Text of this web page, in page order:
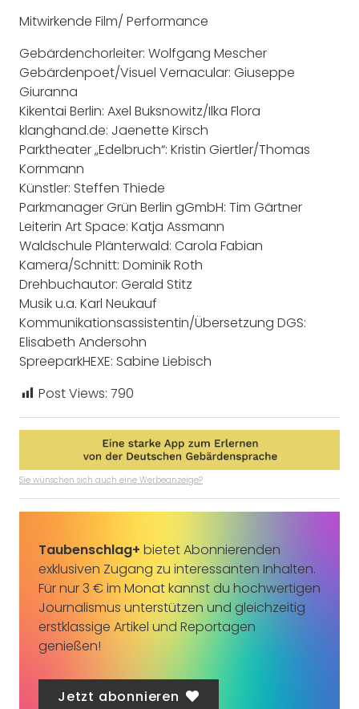
Mitwirkende Film/ Performance
Gebärdenchorleiter: Wolfgang Mescher
Gebärdenpoet/Visuel Vernacular: Giuseppe
Giuranna
Kikentai Berlin: Axel Buksnowitz/Ilka Flora
klanghand.de: Jaenette Kirsch
Parktheater „Edelbruch“: Kristin Giertler/Thomas
Kornmann
Künstler: Steffen Thiede
Parkmanager Grün Berlin gGmbH: Tim Gärtner
Leiterin Art Space: Katja Assmann
Waldschule Plänterwald: Carola Fabian
Kamera/Schnitt: Dominik Roth
Drehbuchautor: Gerald Stitz
Musik u.a. Karl Neukauf
Kommunikationsassistentin/Übersetzung DGS:
Elisabeth Andersohn
SpreeparkHEXE: Sabine Liebisch
Post Views: 790
Sie wünschen sich auch eine Werbeanzeige?
Taubenschlag+ bietet Abonnierenden
exklusiven Zugang zu interessanten Inhalten.
Für nur 3 € im Monat kannst du hochwertigen
Journalismus unterstützen und gleichzeitig
erstklassige Artikel und Reportagen
genießen!
Jetzt abonnieren